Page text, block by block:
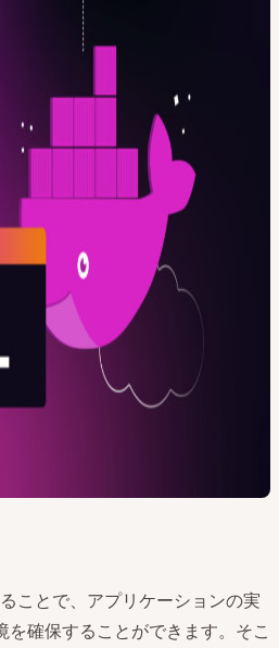
ことで、アプリケーションの実
確保することができます。そこ